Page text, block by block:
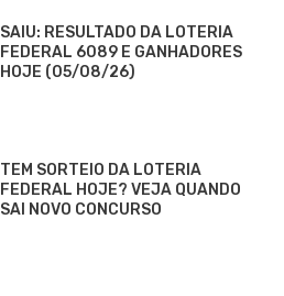
SAIU: RESULTADO DA LOTERIA
FEDERAL 6089 E GANHADORES
HOJE (05/08/26)
TEM SORTEIO DA LOTERIA
FEDERAL HOJE? VEJA QUANDO
SAI NOVO CONCURSO